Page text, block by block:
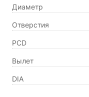
Диаметр
Отверстия
PCD
Вылет
DIA